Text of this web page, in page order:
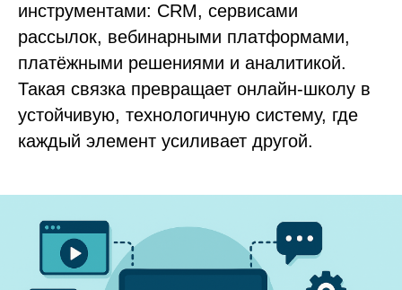
инструментами: CRM, сервисами
рассылок, вебинарными платформами,
платёжными решениями и аналитикой.
Такая связка превращает онлайн-школу в
устойчивую, технологичную систему, где
каждый элемент усиливает другой.